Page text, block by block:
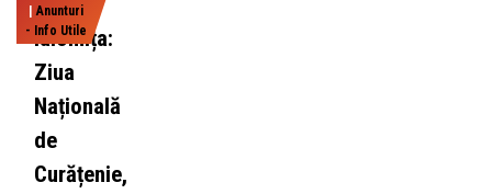
|Anunturi
- Info Utile
Ialomița:
Ziua
Națională
de
Curățenie,